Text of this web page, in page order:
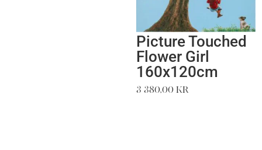
Picture Touched
Flower Girl
160x120cm
3 380,00 kr